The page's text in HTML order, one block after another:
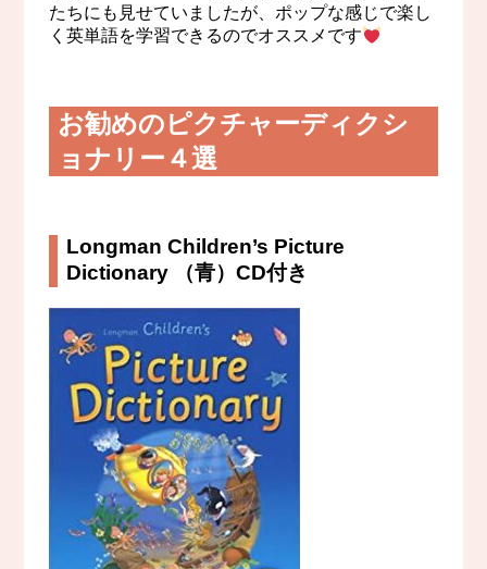
たちにも見せていましたが、ポップな感じで楽し
く英単語を学習できるのでオススメです
お勧めのピクチャーディクシ
ョナリー４選
Longman Children’s Picture
Dictionary （青）CD付き